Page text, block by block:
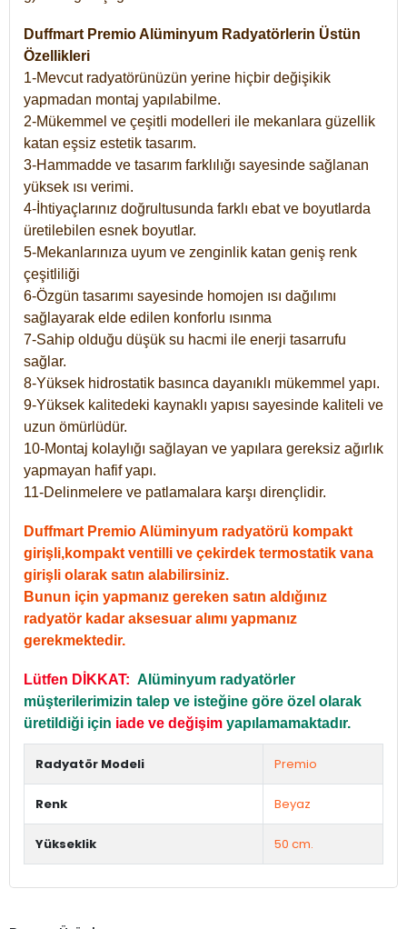
Duffmart Premio Alüminyum Radyatörlerin Üstün
Özellikleri
1-Mevcut radyatörünüzün yerine hiçbir değişikik
yapmadan montaj yapılabilme.
2-Mükemmel ve çeşitli modelleri ile mekanlara güzellik
katan eşsiz estetik tasarım.
3-Hammadde ve tasarım farklılığı sayesinde sağlanan
yüksek ısı verimi.
4-İhtiyaçlarınız doğrultusunda farklı ebat ve boyutlarda
üretilebilen esnek boyutlar.
5-Mekanlarınıza uyum ve zenginlik katan geniş renk
çeşitliliği
6-Özgün tasarımı sayesinde homojen ısı dağılımı
sağlayarak elde edilen konforlu ısınma
7-Sahip olduğu düşük su hacmi ile enerji tasarrufu
sağlar.
8-Yüksek hidrostatik basınca dayanıklı mükemmel yapı.
9-Yüksek kalitedeki kaynaklı yapısı sayesinde kaliteli ve
uzun ömürlüdür.
10-Montaj kolaylığı sağlayan ve yapılara gereksiz ağırlık
yapmayan hafif yapı.
11-Delinmelere ve patlamalara karşı dirençlidir.
Duffmart Premio Alüminyum radyatörü kompakt
girişli,kompakt ventilli ve çekirdek termostatik vana
girişli olarak satın alabilirsiniz.
Bunun için yapmanız gereken satın aldığınız
radyatör kadar aksesuar alımı yapmanız
gerekmektedir.
Lütfen DİKKAT: Alüminyum radyatörler
müşterilerimizin talep ve isteğine göre özel olarak
üretildiği için iade ve değişim yapılamamaktadır.
Radyatör Modeli Premio
Renk Beyaz
Yükseklik 50 cm.